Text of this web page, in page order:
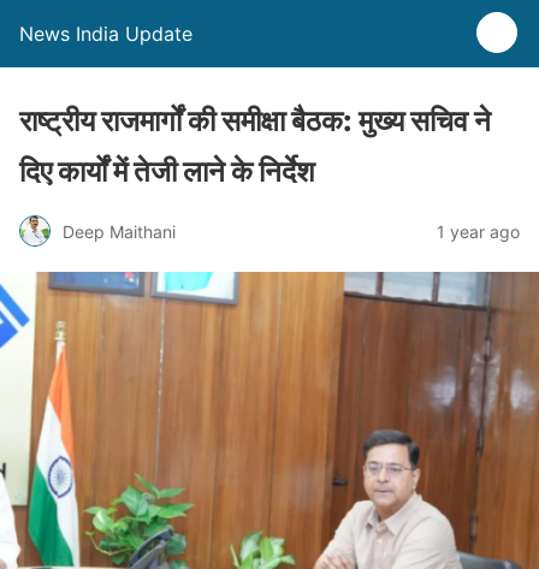
News India Update
राष्ट्रीय राजमार्गों की समीक्षा बैठक: मुख्य सचिव ने
दिए कार्यों में तेजी लाने के निर्देश
Deep Maithani 1 year ago